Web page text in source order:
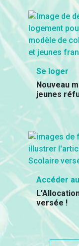
Se loger
Nouveau
jeunes
Accéder
versée !